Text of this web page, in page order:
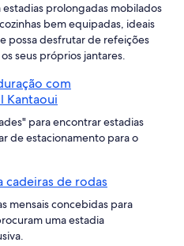
prolongadas mobilados
bem equipadas, ideais
possa desfrutar de refeições
seus próprios jantares.
com
Kantaoui
para encontrar estadias
de estacionamento para o
cadeiras de rodas
mensais concebidas para
uma estadia